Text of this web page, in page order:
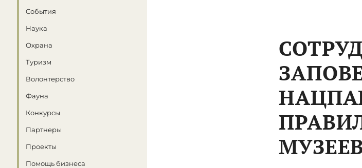
События
Наука
Охрана
Туризм
Волонтерство
Фауна
Конкурсы
Партнеры
Проекты
Помощь бизнеса